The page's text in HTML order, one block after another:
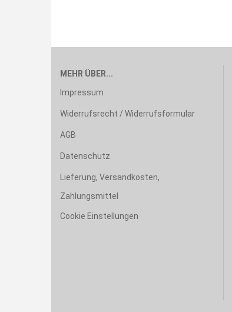
MEHR ÜBER...
Impressum
Widerrufsrecht / Widerrufsformular
AGB
Datenschutz
Lieferung, Versandkosten,
Zahlungsmittel
Cookie Einstellungen